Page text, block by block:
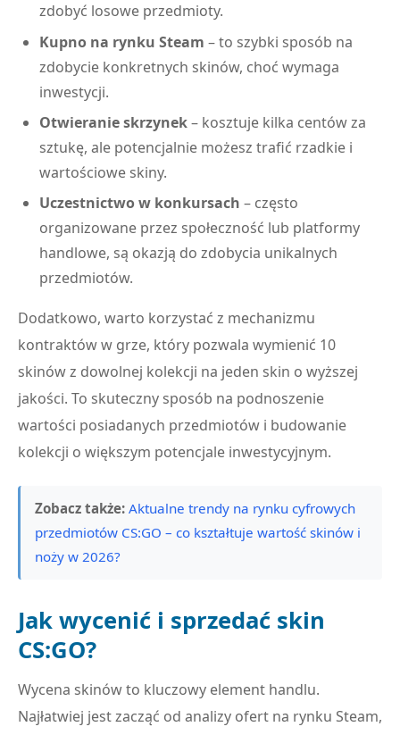
zdobyć losowe przedmioty.
Kupno na rynku Steam – to szybki sposób na
zdobycie konkretnych skinów, choć wymaga
inwestycji.
Otwieranie skrzynek– kosztuje kilka centów za
sztukę, ale potencjalnie możesz trafić rzadkie i
wartościowe skiny.
Uczestnictwo w konkursach – często
organizowane przez społeczność lub platformy
handlowe, są okazją do zdobycia unikalnych
przedmiotów.
Dodatkowo, warto korzystać z mechanizmu
kontraktów w grze, który pozwala wymienić 10
skinów z dowolnej kolekcji na jeden skin o wyższej
jakości. To skuteczny sposób na podnoszenie
wartości posiadanych przedmiotów i budowanie
kolekcji o większym potencjale inwestycyjnym.
Zobacz także: Aktualne trendy na rynku cyfrowych
przedmiotów CS:GO – co kształtuje wartość skinów i
noży w 2026?
Jak wycenić i sprzedać skin
CS:GO?
Wycena skinów to kluczowy element handlu.
Najłatwiej jest zacząć od analizy ofert na rynku Steam,